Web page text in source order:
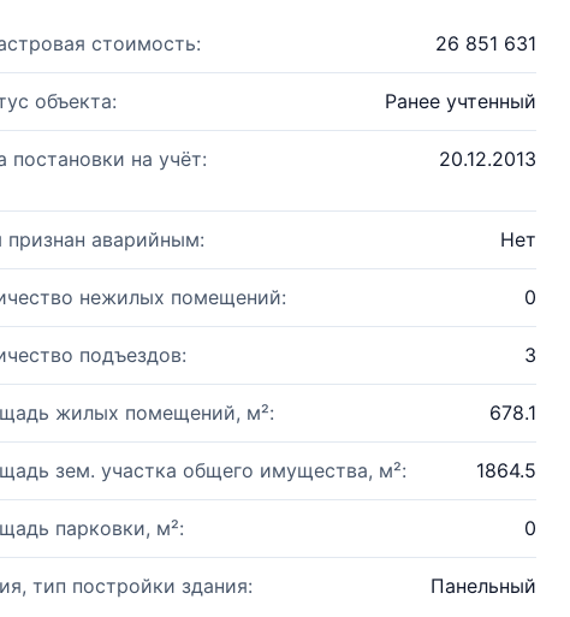
стоимость: 26 851 631
объекта: Ранее учтенный
постановки на учёт: 20.12.2013
аварийным: Нет
нежилых помещений: 0
подъездов: 3
жилых помещений, м²: 678.1
зем. участка общего имущества, м²: 1864.5
парковки, м²: 0
тип постройки здания: Панельный